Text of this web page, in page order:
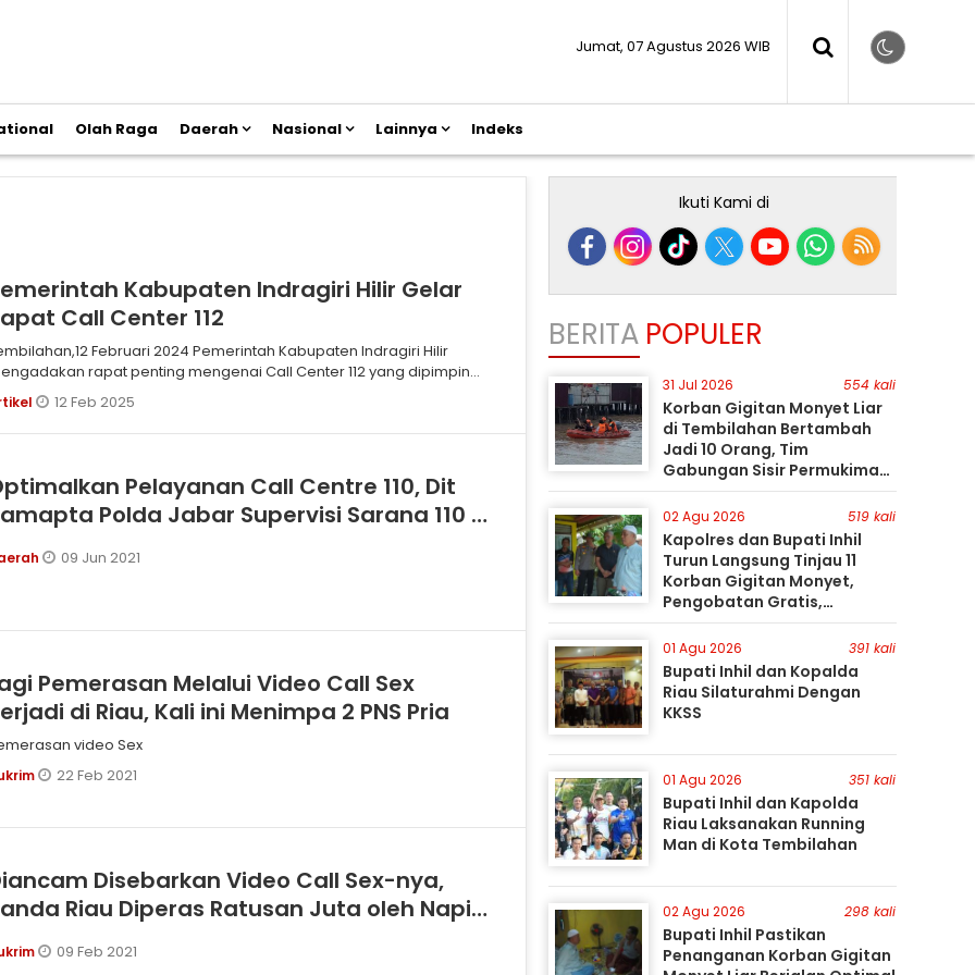
Jumat, 07 Agustus 2026 WIB
Olah Raga Daerah Nasional Lainnya Indeks
Kabupaten Indragiri Hilir Gelar
Call Center 112
Februari 2024 Pemerintah Kabupaten Indragiri Hilir
rapat penting mengenai Call Center 112 yang dipimpin
Dr
12 Feb 2025
Pelayanan Call Centre 110, Dit
Polda Jabar Supervisi Sarana 110 di
Banjar
09 Jun 2021
Pemerasan Melalui Video Call Sex
di Riau, Kali ini Menimpa 2 PNS Pria
video Sex
22 Feb 2021
Disebarkan Video Call Sex-nya,
Riau Diperas Ratusan Juta oleh Napi
09 Feb 2021
Ikuti Kami di
BERITA POPULER
31 Jul 2026 554 kali
Korban Gigitan Monyet Liar
di Tembilahan Bertambah
Jadi 10 Orang, Tim
Gabungan Sisir Permukiman
Gunakan Perahu Karet
02 Agu 2026 519 kali
Kapolres dan Bupati Inhil
Turun Langsung Tinjau 11
Korban Gigitan Monyet,
Pengobatan Gratis,
Perburuan Terus Berlanjut
01 Agu 2026 391 kali
Bupati Inhil dan Kopalda
Riau Silaturahmi Dengan
KKSS
01 Agu 2026 351 kali
Bupati Inhil dan Kapolda
Riau Laksanakan Running
Man di Kota Tembilahan
02 Agu 2026 298 kali
Bupati Inhil Pastikan
Penanganan Korban Gigitan